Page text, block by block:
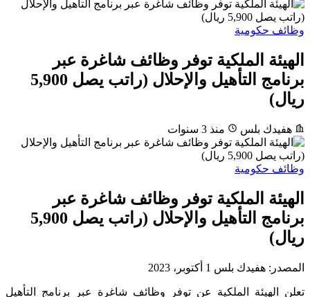
وظائف حكومية
الهيئة الملكية توفر وظائف شاغرة عبر
برنامج التأهيل والإحلال (راتب يصل 5,900
ريال)
هفيدك بلس منذ 3 سنوات
وظائف حكومية
الهيئة الملكية توفر وظائف شاغرة عبر
برنامج التأهيل والإحلال (راتب يصل 5,900
ريال)
المصدر: هفيدك بلس 1 أكتوبر، 2023
تعلن الهيئة الملكية عن توفر وظائف شاغرة عبر برنامج التأهيل